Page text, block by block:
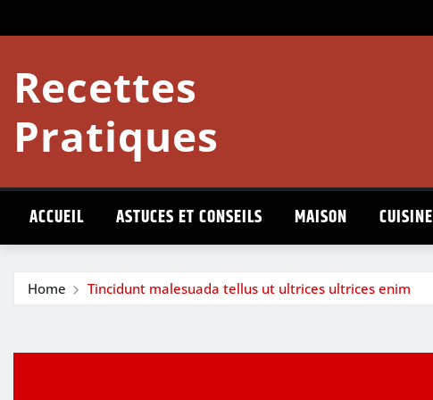
to
Recettes
Pratiques
ACCUEIL ASTUCES ET CONSEILS MAISON CUISINE
Home Tincidunt malesuada tellus ut ultrices ultrices enim